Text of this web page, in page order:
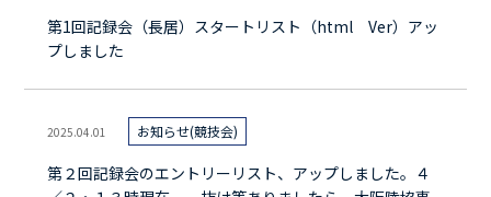
第1回記録会（長居）スタートリスト（html Ver）アッ
プしました
2025.04.01 お知らせ(競技会)
第２回記録会のエントリーリスト、アップしました。４